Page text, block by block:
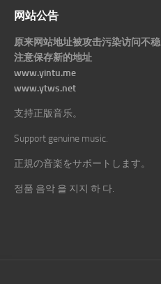
网站公告
原来网站地址被攻击污染访问不稳
注意保存新的地址
www.yintu.me
www.ytws.net
支持正版音乐。
Support genuine music.
正規の音楽をサポートします。
정품 음악 을 지지 하 다.